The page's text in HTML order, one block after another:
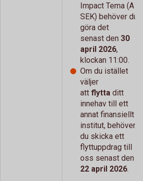
Impact Tema (A1
SEK) behöver du
göra det
senast den 30
april 2026,
klockan 11:00.
Om du istället
väljer
att flytta ditt
innehav till ett
annat finansiellt
institut, behöver
du skicka ett
flyttuppdrag till
oss senast den
22 april 2026.